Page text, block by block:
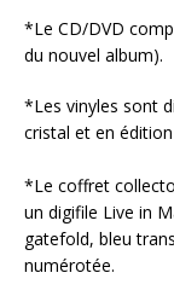
*Le CD/DVD
du nouvel album).
*Les vinyles sont
cristal et en
*Le coffret
un digifile Live in
gatefold, bleu
numérotée.